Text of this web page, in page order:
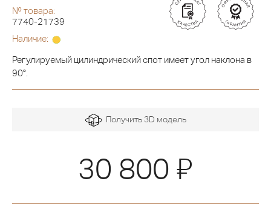
№ товара:
7740-21739
Наличие:
Регулируемый цилиндрический спот имеет угол наклона в
90°.
Получить 3D модель
30 800 Я